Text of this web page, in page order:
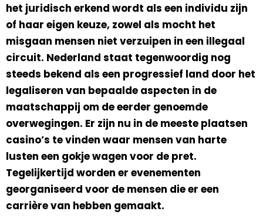
het juridisch erkend wordt als een individu zijn
of haar eigen keuze, zowel als mocht het
misgaan mensen niet verzuipen in een illegaal
circuit. Nederland staat tegenwoordig nog
steeds bekend als een progressief land door het
legaliseren van bepaalde aspecten in de
maatschappij om de eerder genoemde
overwegingen. Er zijn nu in de meeste plaatsen
casino’s te vinden waar mensen van harte
lusten een gokje wagen voor de pret.
Tegelijkertijd worden er evenementen
georganiseerd voor de mensen die er een
carrière van hebben gemaakt.